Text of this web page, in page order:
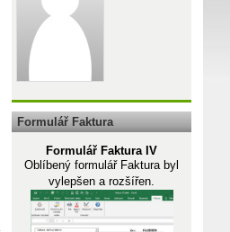
Formulář Faktura
Formulář Faktura IV
Oblíbený formulář Faktura byl
vylepšen a rozšířen.